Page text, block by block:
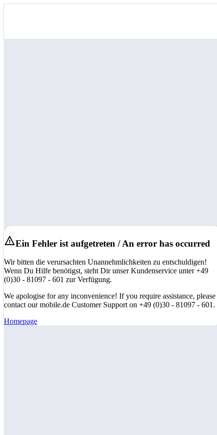
Ein Fehler ist aufgetreten / An error has occurred
Wir bitten die verursachten Unannehmlichkeiten zu entschuldigen!
Wenn Du Hilfe benötigst, steht Dir unser Kundenservice unter +49
(0)30 - 81097 - 601 zur Verfügung.
We apologise for any inconvenience! If you require assistance, please
contact our mobile.de Customer Support on +49 (0)30 - 81097 - 601.
Homepage